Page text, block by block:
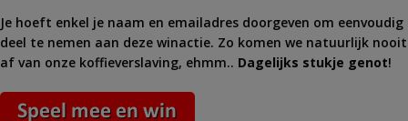
Je hoeft enkel je naam en emailadres doorgeven om eenvoudig
deel te nemen aan deze winactie. Zo komen we natuurlijk nooit
af van onze koffieverslaving, ehmm.. Dagelijks stukje genot!